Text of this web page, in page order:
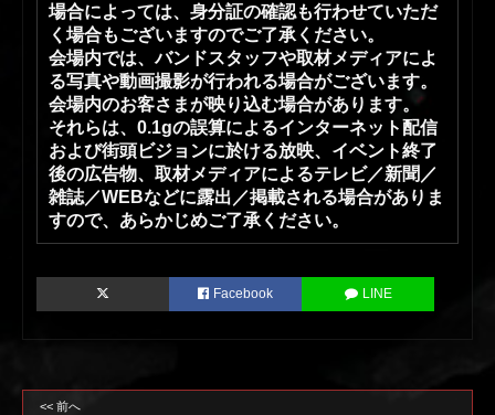
場合によっては、身分証の確認も行わせていただ
く場合もございますのでご了承ください。
会場内では、バンドスタッフや取材メディアによ
る写真や動画撮影が行われる場合がございます。
会場内のお客さまが映り込む場合があります。
それらは、0.1gの誤算によるインターネット配信
および街頭ビジョンに於ける放映、イベント終了
後の広告物、取材メディアによるテレビ／新聞／
雑誌／WEBなどに露出／掲載される場合がありま
すので、あらかじめご了承ください。
Facebook LINE
<< 前へ